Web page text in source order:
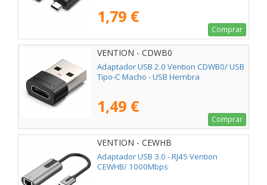
1,79 €
Comprar
VENTION - CDWB0
Adaptador USB 2.0 Vention CDWB0/ USB
Tipo-C Macho - USB Hembra
1,49 €
Comprar
VENTION - CEWHB
Adaptador USB 3.0 - RJ45 Vention
CEWHB/ 1000Mbps